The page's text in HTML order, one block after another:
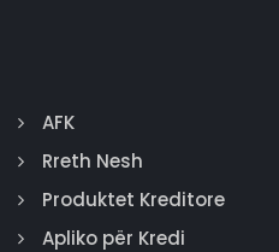
AFK
Rreth Nesh
Produktet Kreditore
Apliko për Kredi